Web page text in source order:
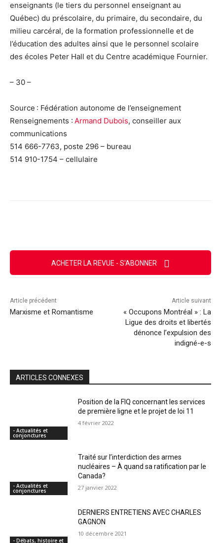
enseignants (le tiers du personnel enseignant au
Québec) du préscolaire, du primaire, du secondaire, du
milieu carcéral, de la formation professionnelle et de
l’éducation des adultes ainsi que le personnel scolaire
des écoles Peter Hall et du Centre académique Fournier.
– 30 –
Source : Fédération autonome de l’enseignement
Renseignements : Armand Dubois, conseiller aux
communications
514 666-7763, poste 296 – bureau
514 910-1754 – cellulaire
ACHETER LA REVUE - S'ABONNER
Article précédent
Marxisme et Romantisme
Article suivant
« Occupons Montréal » : La
Ligue des droits et libertés
dénonce l’expulsion des
indigné-e-s
ARTICLES CONNEXES
- Actualités et
conjonctures
Position de la FIQ concernant les services
de première ligne et le projet de loi 11
4 février 2022
- Actualités et
conjonctures
Traité sur l’interdiction des armes
nucléaires – À quand sa ratification par le
Canada?
27 janvier 2022
- Débats, histoire et
DERNIERS ENTRETIENS AVEC CHARLES
GAGNON
10 décembre 2021